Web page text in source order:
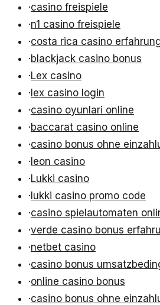
·casino freispiele
·n1 casino freispiele
·costa rica casino
·blackjack casino bonus
·Lex casino
·lex casino login
·casino oyunlari online
·baccarat casino online
·casino bonus ohne
·leon casino
·Lukki casino
·lukki casino promo code
·casino spielautomaten
·verde casino bonus
·netbet casino
·casino bonus
·online casino bonus
·casino bonus ohne